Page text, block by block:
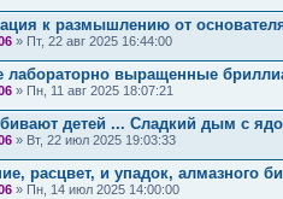
к размышлению от
» Пт, 22 авг 2025 16:44:00
лабораторно выращенные
» Пн, 11 авг 2025 18:07:21
детей ... Сладкий дым с
» Вт, 22 июл 2025 19:03:33
расцвет, и упадок, алмазного
» Пн, 14 июл 2025 14:00:00